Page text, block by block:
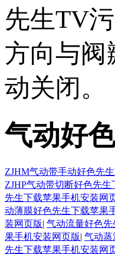
先生TV污
方向与阀
动关闭。
气动好
ZJHM气动带手动好色先
ZJHP气动带切断好色先
先生下载苹果手机安装网
动薄膜好色先生下载苹果
装网页版| 气动流量好色
果手机安装网页版| 气动蒸
先生下载苹果手机安装网